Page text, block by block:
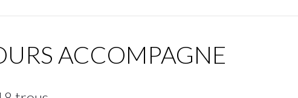
ACCOMPAGNE